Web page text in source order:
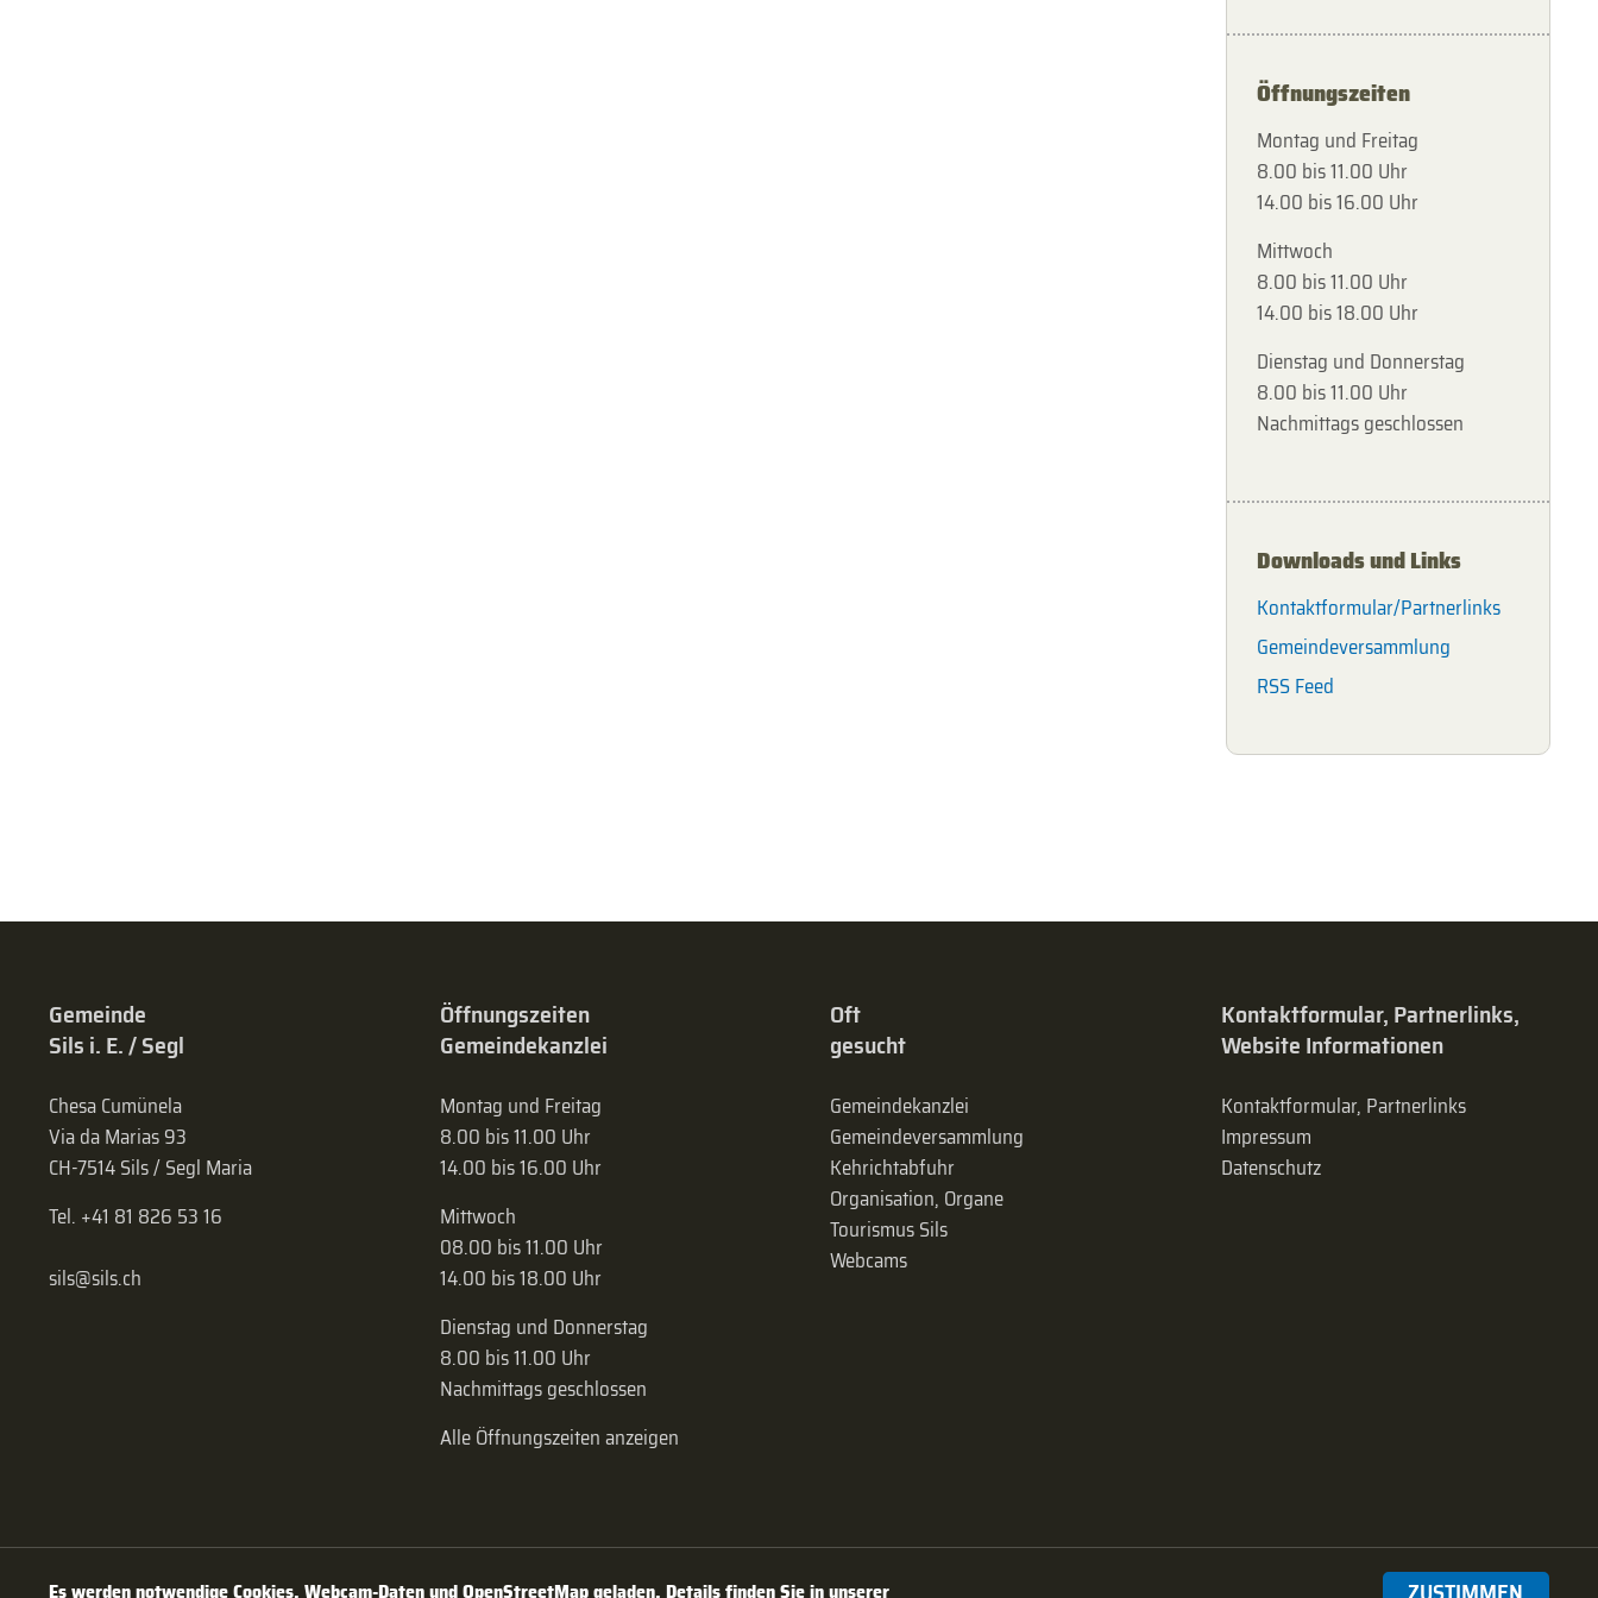
Öffnungszeiten
Montag und Freitag
8.00 bis 11.00 Uhr
14.00 bis 16.00 Uhr
Mittwoch
8.00 bis 11.00 Uhr
14.00 bis 18.00 Uhr
Dienstag und Donnerstag
8.00 bis 11.00 Uhr
Nachmittags geschlossen
Downloads und Links
Kontaktformular/Partnerlinks
Gemeindeversammlung
RSS Feed
Gemeinde
Sils i. E. / Segl
Chesa Cumünela
Via da Marias 93
CH-7514 Sils / Segl Maria
Tel. +41 81 826 53 16
sils@sils.ch
Öffnungszeiten
Gemeindekanzlei
Montag und Freitag
8.00 bis 11.00 Uhr
14.00 bis 16.00 Uhr
Mittwoch
08.00 bis 11.00 Uhr
14.00 bis 18.00 Uhr
Dienstag und Donnerstag
8.00 bis 11.00 Uhr
Nachmittags geschlossen
Alle Öffnungszeiten anzeigen
Oft
gesucht
Gemeindekanzlei
Gemeinde­versammlung
Kehrichtabfuhr
Organisation, Organe
Tourismus Sils
Webcams
Kontaktformular, Partnerlinks,
Website Informationen
Kontaktformular, Partnerlinks
Impressum
Datenschutz
Es werden notwendige Cookies, Webcam-Daten und OpenStreetMap geladen. Details finden Sie in unserer